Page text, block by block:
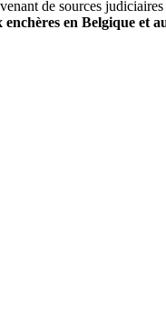
de sources judiciaires
enchères en Belgique et